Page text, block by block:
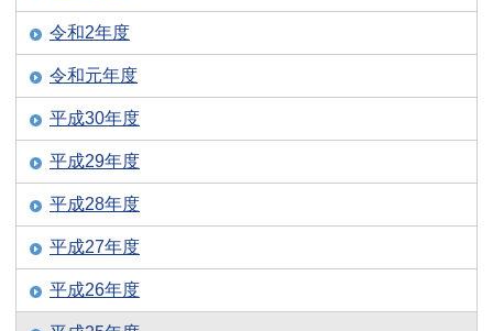
令和2年度
令和元年度
平成30年度
平成29年度
平成28年度
平成27年度
平成26年度